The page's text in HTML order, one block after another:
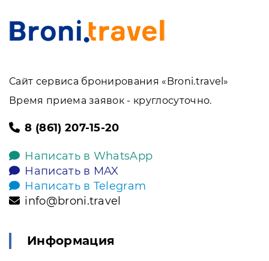
Сайт сервиса бронирования «Broni.travel»
Время приема заявок - круглосуточно.
8 (861) 207-15-20
Написать в WhatsApp
Написать в MAX
Написать в Telegram
info@broni.travel
Информация